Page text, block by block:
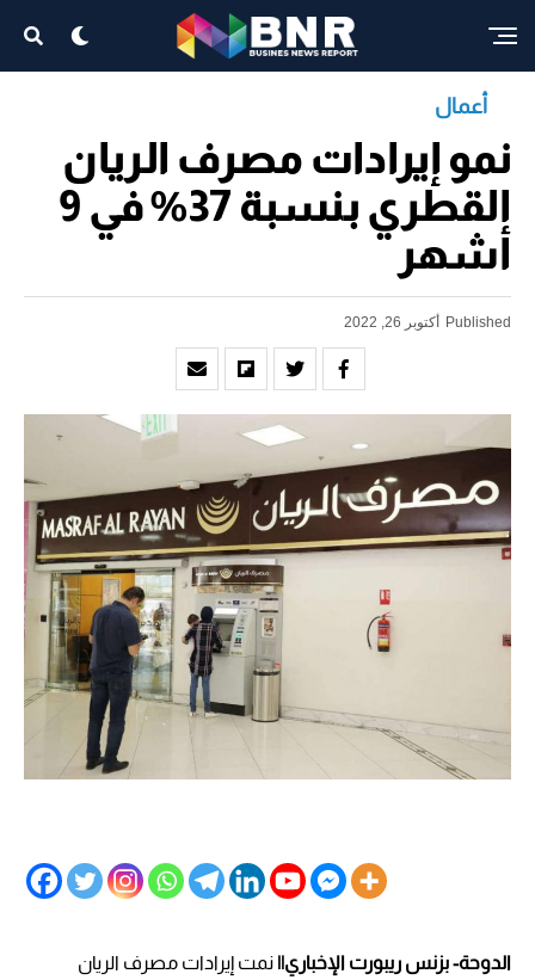
أعمال
نمو إيرادات مصرف الريان
القطري بنسبة 37% في 9
أشهر
Published أكتوبر 26, 2022
الدوحة- بزنس ريبورت الإخباري|| نمت إيرادات مصرف الريان